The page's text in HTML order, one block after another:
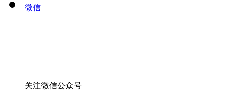
微信
关注微信公众号